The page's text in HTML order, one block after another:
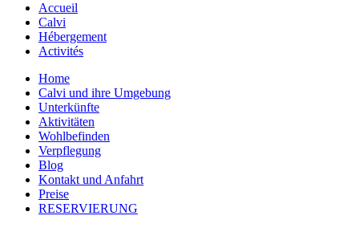
Accueil
Calvi
Hébergement
Activités
Home
Calvi und ihre Umgebung
Unterkünfte
Aktivitäten
Wohlbefinden
Verpflegung
Blog
Kontakt und Anfahrt
Preise
RESERVIERUNG